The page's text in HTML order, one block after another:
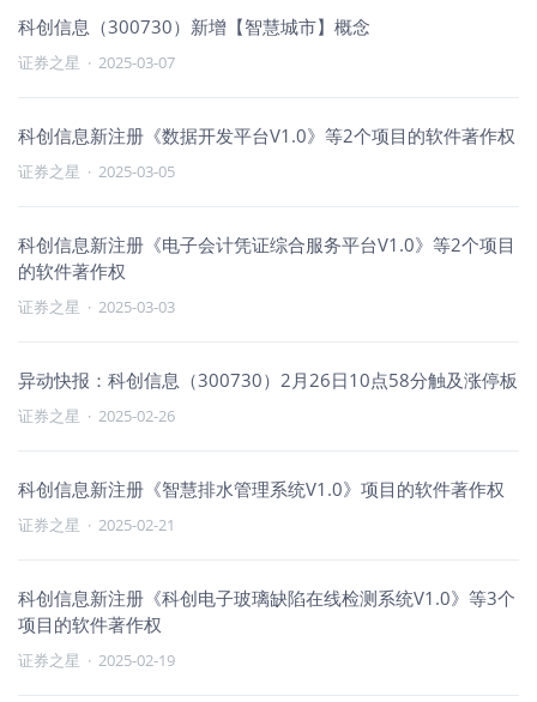
科创信息（300730）新增【智慧城市】概念
证券之星 · 2025-03-07
科创信息新注册《数据开发平台V1.0》等2个项目的软件著作权
证券之星 · 2025-03-05
科创信息新注册《电子会计凭证综合服务平台V1.0》等2个项目
的软件著作权
证券之星 · 2025-03-03
异动快报：科创信息（300730）2月26日10点58分触及涨停板
证券之星 · 2025-02-26
科创信息新注册《智慧排水管理系统V1.0》项目的软件著作权
证券之星 · 2025-02-21
科创信息新注册《科创电子玻璃缺陷在线检测系统V1.0》等3个
项目的软件著作权
证券之星 · 2025-02-19